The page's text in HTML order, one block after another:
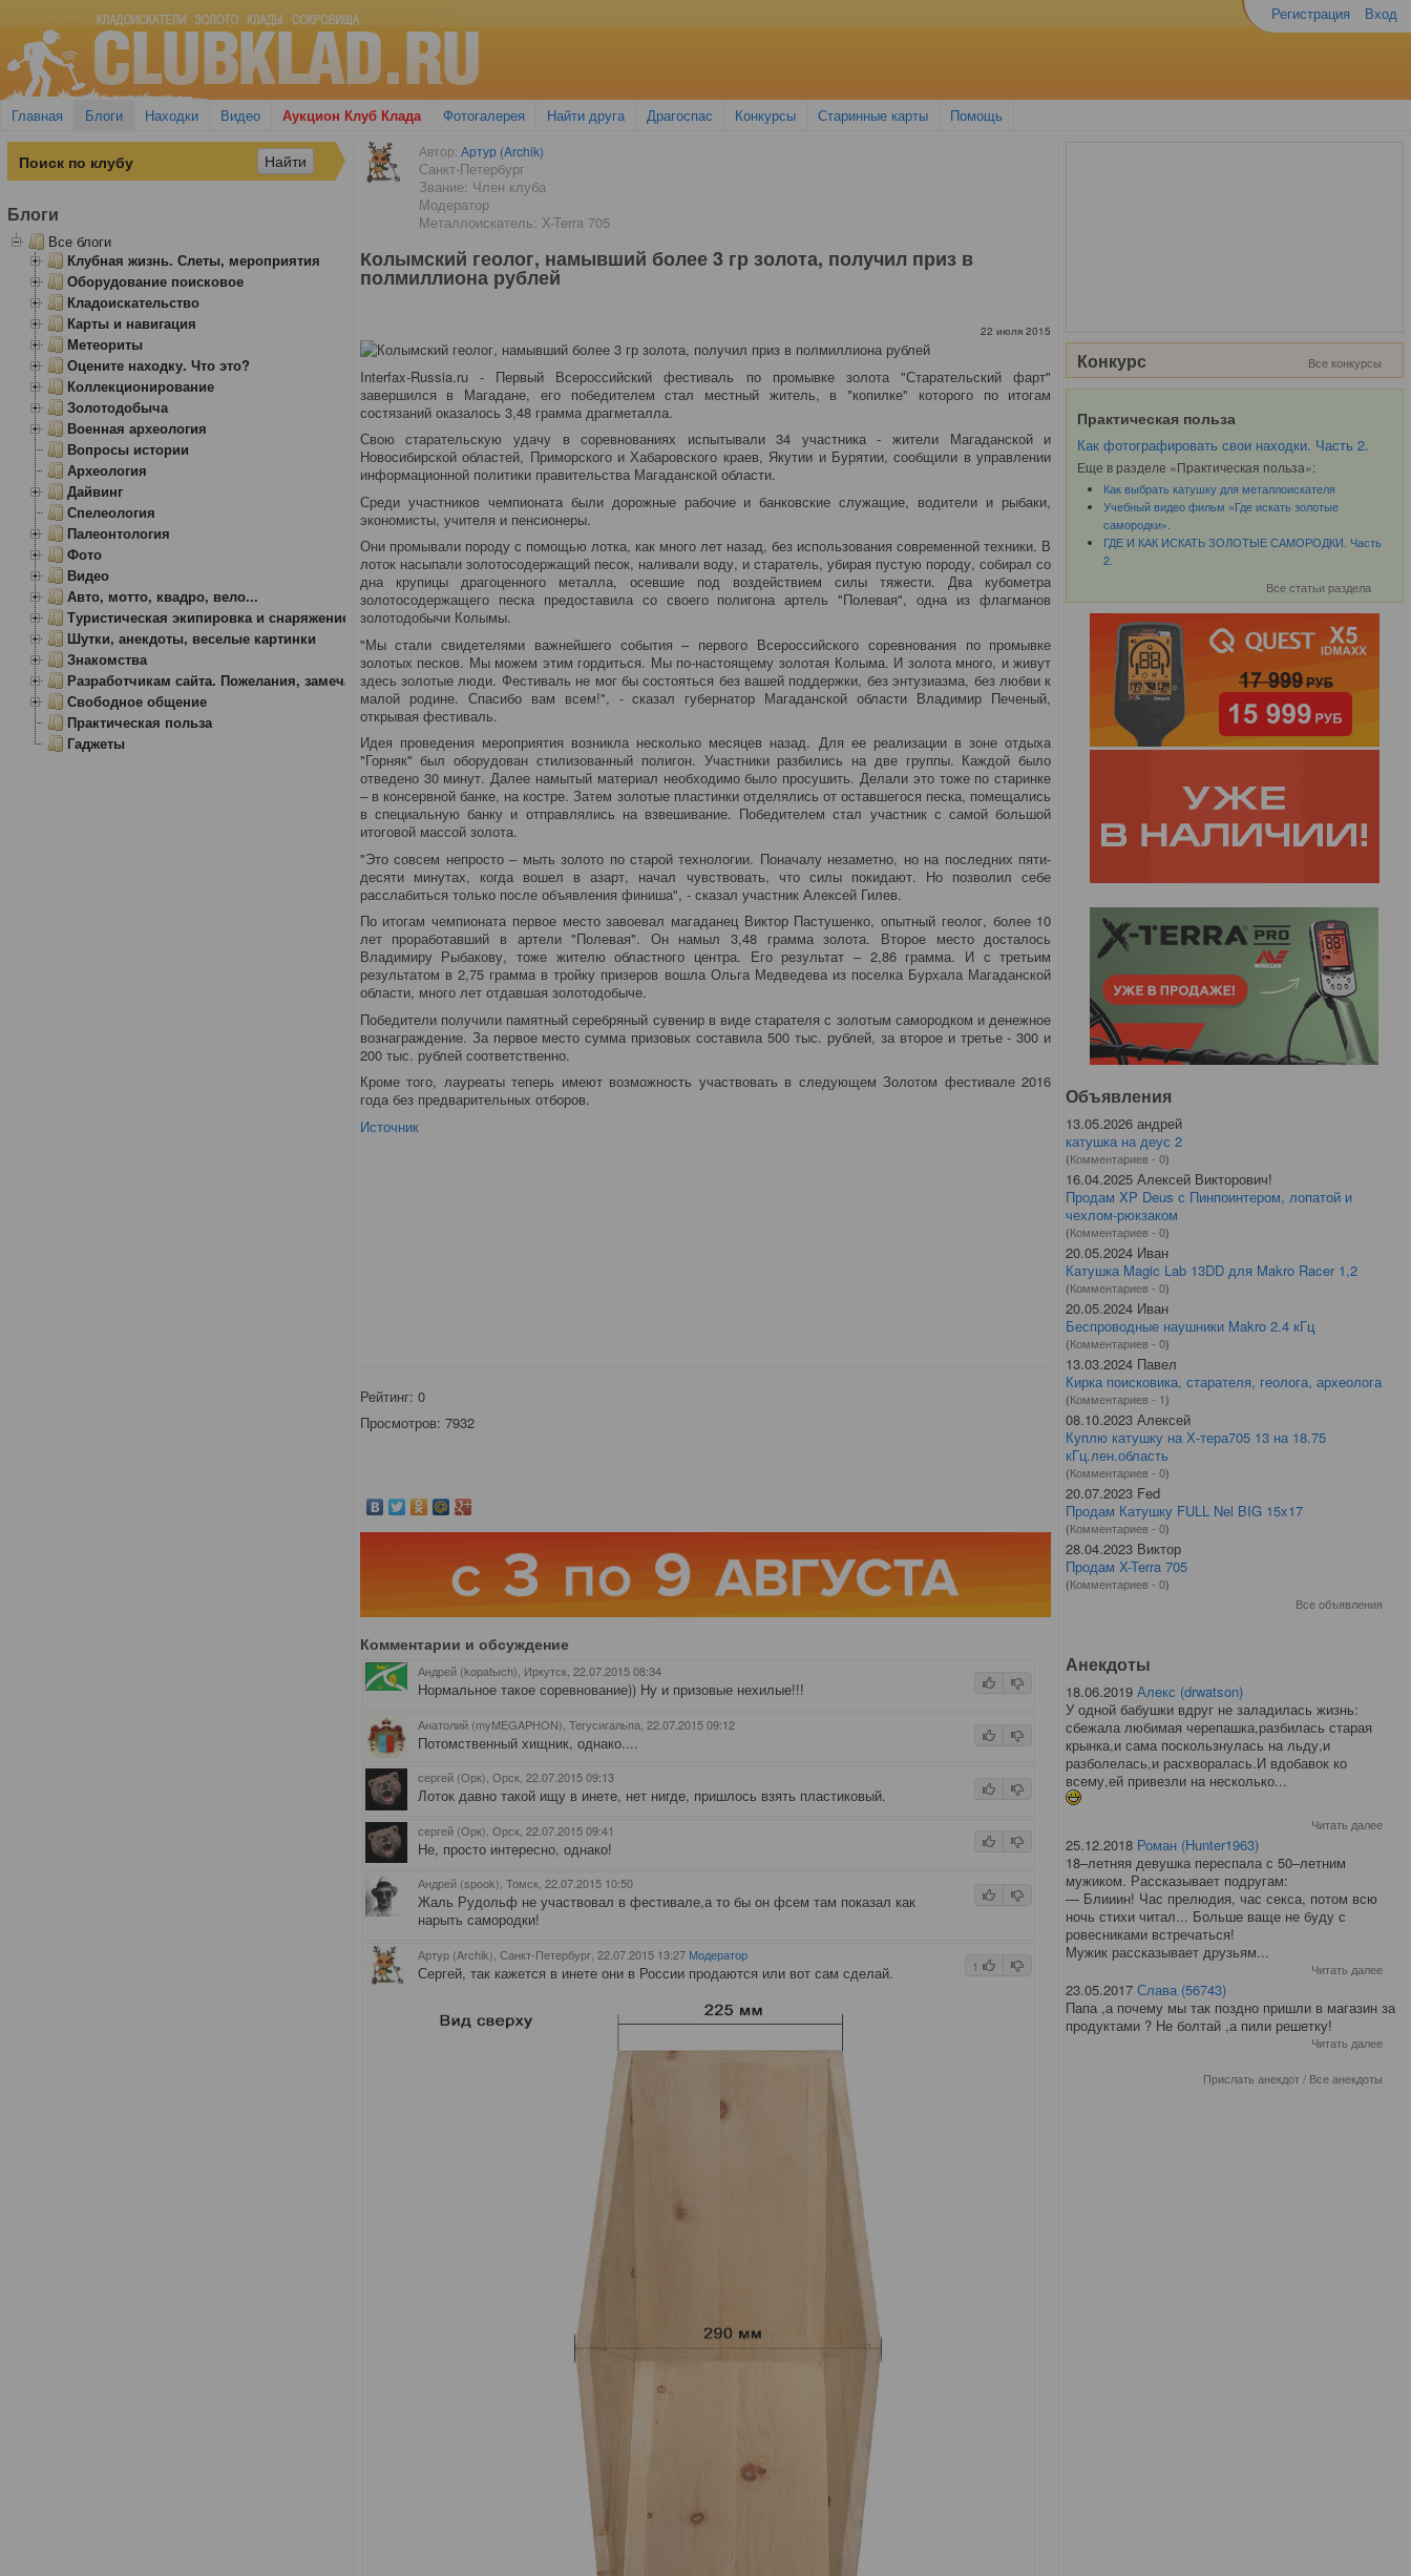
Регистрация Вход
Главная Блоги Находки Видео Аукцион Клуб Клада Фотогалерея Найти друга Драгоспас Конкурсы Старинные карты Помощь
Автор: Артур (Archik)
Санкт-Петербург
Звание: Член клуба
Модератор
Металлоискатель: X-Terra 705
Колымский геолог, намывший более 3 гр золота, получил приз в
полмиллиона рублей
22 июля 2015
Interfax-Russia.ru - Первый Всероссийский фестиваль по промывке золота "Старательский фарт"
завершился в Магадане, его победителем стал местный житель, в "копилке" которого по итогам
состязаний оказалось 3,48 грамма драгметалла.
Свою старательскую удачу в соревнованиях испытывали 34 участника - жители Магаданской и
Новосибирской областей, Приморского и Хабаровского краев, Якутии и Бурятии, сообщили в управлении
информационной политики правительства Магаданской области.
Среди участников чемпионата были дорожные рабочие и банковские служащие, водители и рыбаки,
экономисты, учителя и пенсионеры.
Они промывали породу с помощью лотка, как много лет назад, без использования современной техники. В
лоток насыпали золотосодержащий песок, наливали воду, и старатель, убирая пустую породу, собирал со
дна крупицы драгоценного металла, осевшие под воздействием силы тяжести. Два кубометра
золотосодержащего песка предоставила со своего полигона артель "Полевая", одна из флагманов
золотодобычи Колымы.
"Мы стали свидетелями важнейшего события – первого Всероссийского соревнования по промывке
золотых песков. Мы можем этим гордиться. Мы по-настоящему золотая Колыма. И золота много, и живут
здесь золотые люди. Фестиваль не мог бы состояться без вашей поддержки, без энтузиазма, без любви к
малой родине. Спасибо вам всем!", - сказал губернатор Магаданской области Владимир Печеный,
открывая фестиваль.
Идея проведения мероприятия возникла несколько месяцев назад. Для ее реализации в зоне отдыха
"Горняк" был оборудован стилизованный полигон. Участники разбились на две группы. Каждой было
отведено 30 минут. Далее намытый материал необходимо было просушить. Делали это тоже по старинке
– в консервной банке, на костре. Затем золотые пластинки отделялись от оставшегося песка, помещались
в специальную банку и отправлялись на взвешивание. Победителем стал участник с самой большой
итоговой массой золота.
"Это совсем непросто – мыть золото по старой технологии. Поначалу незаметно, но на последних пяти-
десяти минутах, когда вошел в азарт, начал чувствовать, что силы покидают. Но позволил себе
расслабиться только после объявления финиша", - сказал участник Алексей Гилев.
По итогам чемпионата первое место завоевал магаданец Виктор Пастушенко, опытный геолог, более 10
лет проработавший в артели "Полевая". Он намыл 3,48 грамма золота. Второе место досталось
Владимиру Рыбакову, тоже жителю областного центра. Его результат – 2,86 грамма. И с третьим
результатом в 2,75 грамма в тройку призеров вошла Ольга Медведева из поселка Бурхала Магаданской
области, много лет отдавшая золотодобыче.
Победители получили памятный серебряный сувенир в виде старателя с золотым самородком и денежное
вознаграждение. За первое место сумма призовых составила 500 тыс. рублей, за второе и третье - 300 и
200 тыс. рублей соответственно.
Кроме того, лауреаты теперь имеют возможность участвовать в следующем Золотом фестивале 2016
года без предварительных отборов.
Источник
Рейтинг: 0
Просмотров: 7932
Комментарии и обсуждение
Андрей (kopatыch), Иркутск, 22.07.2015 08:34
Нормальное такое соревнование)) Ну и призовые нехилые!!!
Анатолий (myMEGAPHON), Тегусигальпа , 22.07.2015 09:12
Потомственный хищник, однако....
сергей (Орк), Орск, 22.07.2015 09:13
Лоток давно такой ищу в инете, нет нигде, пришлось взять пластиковый.
сергей (Орк), Орск, 22.07.2015 09:41
Не, просто интересно, однако!
Андрей (spook), Томск, 22.07.2015 10:50
Жаль Рудольф не участвовал в фестивале,а то бы он фсем там показал как
нарыть самородки!
1
Артур (Archik), Санкт-Петербург, 22.07.2015 13:27 Модератор
Сергей, так кажется в инете они в России продаются или вот сам сделай.
Блоги
Все блоги
Клубная жизнь. Слеты, мероприятия
Оборудование поисковое
Кладоискательство
Карты и навигация
Метеориты
Оцените находку. Что это?
Коллекционирование
Золотодобыча
Военная археология
Вопросы истории
Археология
Дайвинг
Спелеология
Палеонтология
Фото
Видео
Авто, мотто, квадро, вело...
Туристическая экипировка и снаряжение
Шутки, анекдоты, веселые картинки
Знакомства
Разработчикам сайта. Пожелания, замечания.
Свободное общение
Практическая польза
Гаджеты
Конкурс Все конкурсы
Практическая польза
Как фотографировать свои находки. Часть 2.
Еще в разделе «Практическая польза»:
Как выбрать катушку для металлоискателя
Учебный видео фильм «Где искать золотые
самородки».
ГДЕ И КАК ИСКАТЬ ЗОЛОТЫЕ САМОРОДКИ. Часть
2.
Все статьи раздела
Объявления
13.05.2026 андрей
катушка на деус 2
(Комментариев - 0)
16.04.2025 Алексей Викторович!
Продам XP Deus с Пинпоинтером, лопатой и
чехлом-рюкзаком
(Комментариев - 0)
20.05.2024 Иван
Катушка Magic Lab 13DD для Makro Racer 1,2
(Комментариев - 0)
20.05.2024 Иван
Беспроводные наушники Makro 2.4 кГц
(Комментариев - 0)
13.03.2024 Павел
Кирка поисковика, старателя, геолога, археолога
(Комментариев - 1)
08.10.2023 Алексей
Куплю катушку на Х-тера705 13 на 18.75
кГц.лен.область
(Комментариев - 0)
20.07.2023 Fed
Продам Катушку FULL Nel BIG 15x17
(Комментариев - 0)
28.04.2023 Виктор
Продам X-Terra 705
(Комментариев - 0)
Все объявления
Анекдоты
18.06.2019 Алекс (drwatson)
У одной бабушки вдруг не заладилась жизнь:
сбежала любимая черепашка,разбилась старая
крынка,и сама поскользнулась на льду,и
разболелась,и расхворалась.И вдобавок ко
всему,ей привезли на несколько...
Читать далее
25.12.2018 Роман (Hunter1963)
18–летняя девушка переспала с 50–летним
мужиком. Рассказывает подругам:
— Блииин! Час прелюдия, час секса, потом всю
ночь стихи читал... Больше ваще не буду с
ровесниками встречаться!
Мужик рассказывает друзьям...
Читать далее
23.05.2017 Слава (56743)
Папа ,а почему мы так поздно пришли в магазин за
продуктами ? Не болтай ,а пили решетку!
Читать далее
Прислать анекдот/ Все анекдоты